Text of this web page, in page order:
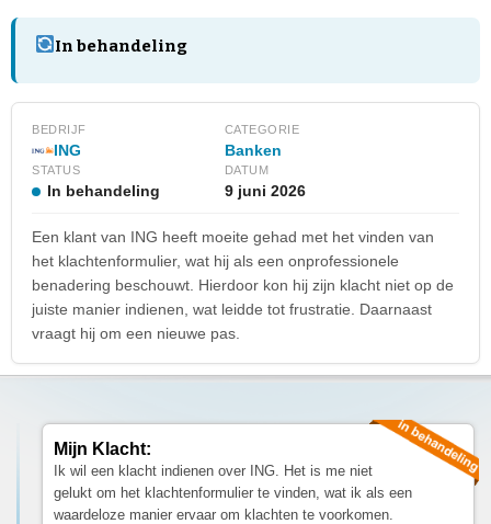
In behandeling
BEDRIJF
ING
CATEGORIE
Banken
STATUS
In behandeling
DATUM
9 juni 2026
Een klant van ING heeft moeite gehad met het vinden van
het klachtenformulier, wat hij als een onprofessionele
benadering beschouwt. Hierdoor kon hij zijn klacht niet op de
juiste manier indienen, wat leidde tot frustratie. Daarnaast
vraagt hij om een nieuwe pas.
Mijn Klacht:
Ik wil een klacht indienen over ING. Het is me niet
gelukt om het klachtenformulier te vinden, wat ik als een
waardeloze manier ervaar om klachten te voorkomen.